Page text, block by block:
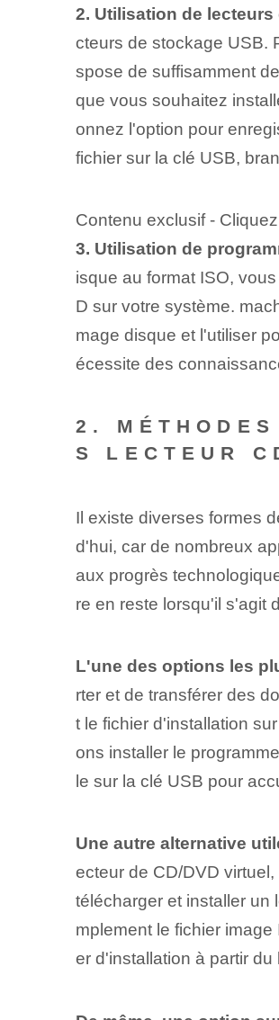
2. Utilisation de lecteurs
cteurs de stockage USB.
spose de suffisamment
que vous souhaitez
onnez l'option pour
fichier sur la clé USB,
Contenu exclusif -
3. Utilisation de
isque au format ISO,
D sur votre système.
mage disque et l'utiliser
écessite des
2.
S LECTEUR
Il existe diverses formes
d'hui, car de nombreux
aux progrès
re en reste lorsqu'il s'agit
L'une des options les
rter et de transférer des
t le fichier d'installation
ons installer le
le⁤ sur la clé USB pour
Une autre alternative
ecteur de CD/DVD
télécharger et installer un
mplement le fichier
er d'installation⁤ à partir